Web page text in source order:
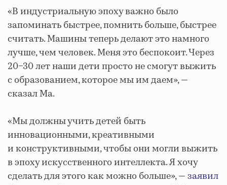
«В индустриальную эпоху важно было
запоминать быстрее, помнить больше, быстрее
считать. Машины теперь делают это намного
лучше, чем человек. Меня это беспокоит. Через
20−30 лет наши дети просто не смогут выжить
с образованием, которое мы им даем», —
сказал Ма.
«Мы должны учить детей быть
инновационными, креативными
и конструктивными, чтобы они могли выжить
в эпоху искусственного интеллекта. Я хочу
сделать для этого как можно больше», —заявил